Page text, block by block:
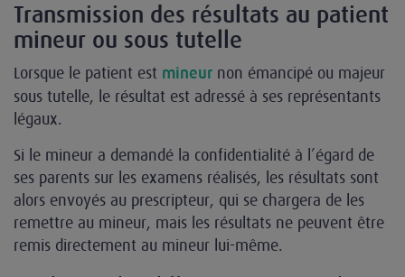
Transmission des résultats au patient
mineur ou sous tutelle
Lorsque le patient est mineur non émancipé ou majeur
sous tutelle, le résultat est adressé à ses représentants
légaux.
Si le mineur a demandé la confidentialité à l’égard de
ses parents sur les examens réalisés, les résultats sont
alors envoyés au prescripteur, qui se chargera de les
remettre au mineur, mais les résultats ne peuvent être
remis directement au mineur lui-même.